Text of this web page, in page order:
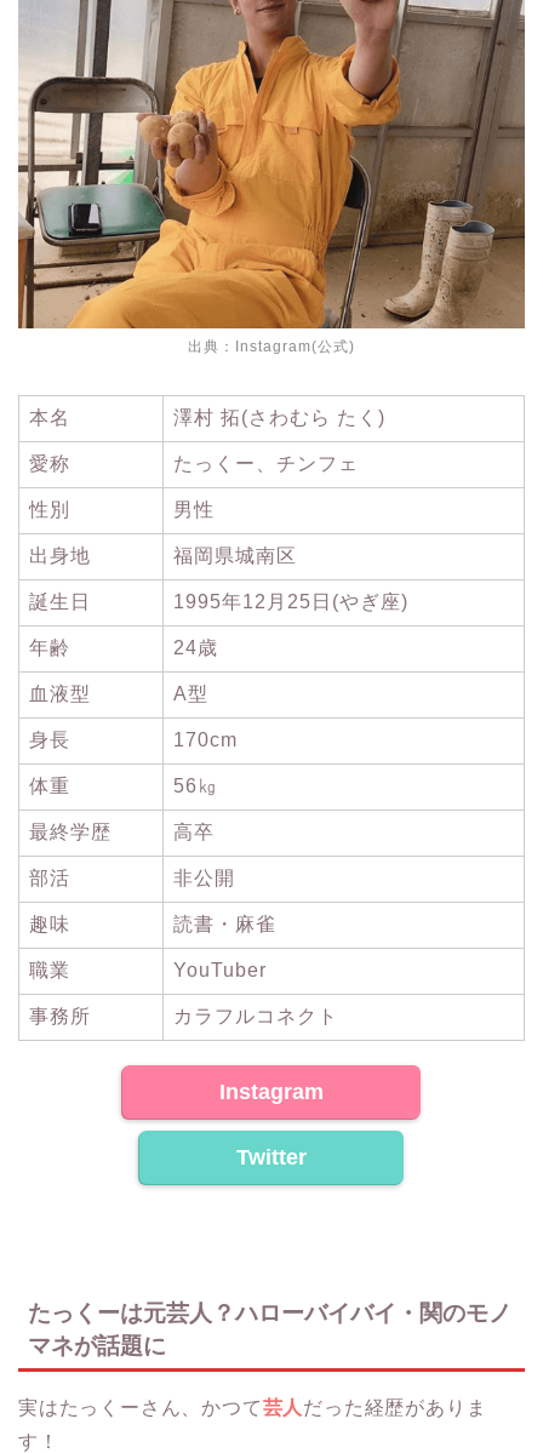
出典： Instagram(公式)
本名 澤村 拓(さわむら たく)
愛称 たっくー、チンフェ
性別 男性
出身地 福岡県城南区
誕生日 1995年12月25日(やぎ座)
年齢 24歳
血液型 A型
身長 170cm
体重 56㎏
最終学歴 高卒
部活 非公開
趣味 読書・麻雀
職業 YouTuber
事務所 カラフルコネクト
Instagram
Twitter
たっくーは元芸人？ハローバイバイ・関のモノ
マネが話題に
実はたっくーさん、かつて芸人 だった経歴がありま
す！